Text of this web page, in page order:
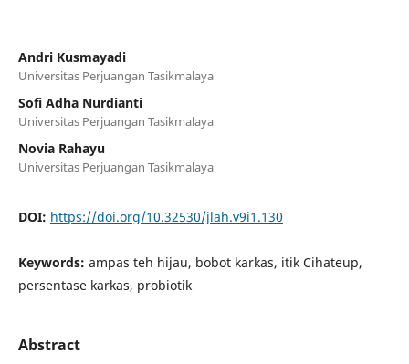
Andri Kusmayadi
Universitas Perjuangan Tasikmalaya
Sofi Adha Nurdianti
Universitas Perjuangan Tasikmalaya
Novia Rahayu
Universitas Perjuangan Tasikmalaya
DOI: https://doi.org/10.32530/jlah.v9i1.130
Keywords: ampas teh hijau, bobot karkas, itik Cihateup,
persentase karkas, probiotik
Abstract